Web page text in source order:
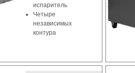
испаритель
Четыре
независимых
контура